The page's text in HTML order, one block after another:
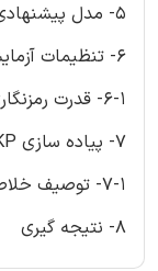
5- مدل پیشنهادی
6- تنظیمات آزمایش
6-1- قدرت رمزنگاری
7- پیاده سازی ZKP
7-1- توصیف خلاصه ی ZKP
8- نتیجه گیری